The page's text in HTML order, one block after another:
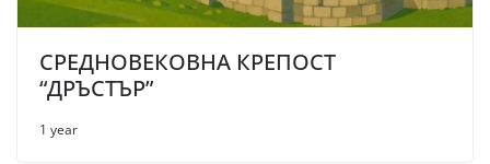
СРЕДНОВЕКОВНА КРЕПОСТ
“ДРЪСТЪР”
1 year